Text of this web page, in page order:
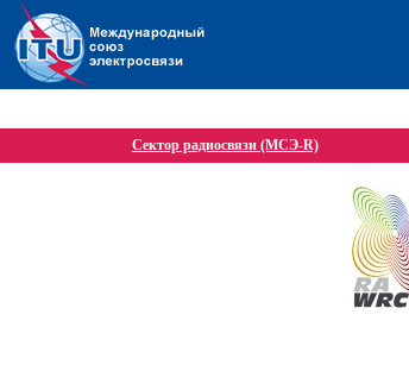
Сектор радиосвязи (МСЭ-R)